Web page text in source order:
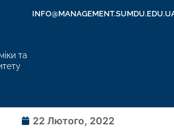
та
22 Лютого, 2022